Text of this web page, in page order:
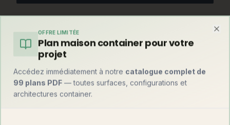
Et par rapport à une maison container ?
Le match honnête avec la construction container, pour choisir
en connaissance de cause :
Critère
Maison en
bois
Maison
OFFRE LIMITÉE
Plan maison container pour votre
projet
Accédez immédiatement à notre catalogue complet de
99 plans PDF — toutes surfaces, configurations et
architectures container.